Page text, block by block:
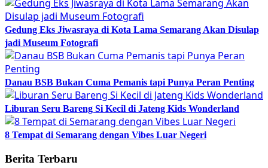
Gedung Eks Jiwasraya di Kota Lama Semarang Akan Disulap
jadi Museum Fotografi
Danau BSB Bukan Cuma Pemanis tapi Punya Peran Penting
Liburan Seru Bareng Si Kecil di Jateng Kids Wonderland
8 Tempat di Semarang dengan Vibes Luar Negeri
Berita Terbaru